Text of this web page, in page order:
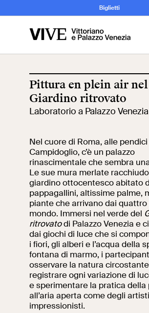
Visita
News
Educazione
Scuole
Ricerca
Mostre
Collegio
Al
Video
Biglietti
Pittura en plein air nel
Giardino ritrovato
Laboratorio a Palazzo Venezia
Nel cuore di Roma, alle
Campidoglio, c’è un palazzo
rinascimentale che sembra
Le sue mura merlate
giardino ottocentesco abitato
pappagallini, altissime palme,
piante che arrivano dai quattro
mondo. Immersi nel verde del
ritrovatodi Palazzo Venezia e
dai giochi di luce che si
i fiori, gli alberi e l’acqua della
fontana di marmo, i
osservare la natura
registrare ogni variazione di
e sperimentare la pratica della
all’aria aperta come degli artisti
impressionisti.